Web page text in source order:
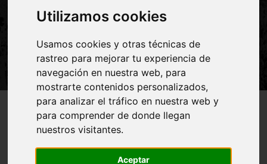
Utilizamos cookies
Usamos cookies y otras técnicas de
rastreo para mejorar tu experiencia de
navegación en nuestra web, para
mostrarte contenidos personalizados,
para analizar el tráfico en nuestra web y
para comprender de donde llegan
nuestros visitantes.
Aceptar
Los Minerales
Región de Murcia Digital Naturaleza Geología
Minerales